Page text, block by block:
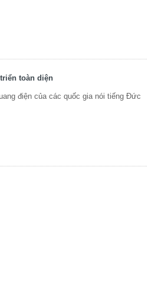
toàn diện
điện của các quốc gia nói tiếng Đức